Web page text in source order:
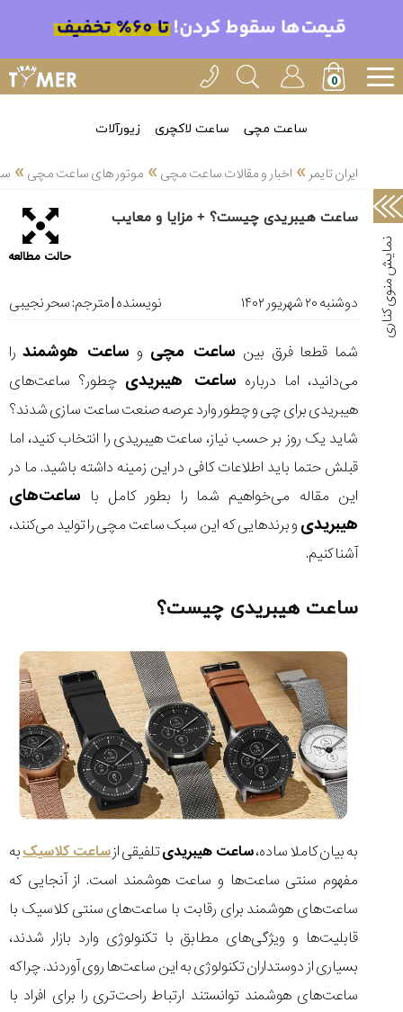
ساعت مچی ساعت لاکچری زیورآلات
ایران تایمر » اخبار و مقالات ساعت مچی» موتور های ساعت مچی»
ساعت هیبریدی چیست؟ + مزایا و معایب
حالت مطالعه
دوشنبه ۲۰ شهریور ۱۴۰۲ نویسنده | مترجم:سحر نجیبی
شما قطعا فرق بین ساعت مچی و ساعت هوشمند را
می‌دانید، اما درباره ساعت هیبریدی چطور؟ ساعت‌های
هیبریدی برای چی و چطور وارد عرصه صنعت ساعت سازی شدند؟
شاید یک روز بر حسب نیاز، ساعت هیبریدی را انتخاب کنید، اما
قبلش حتما باید اطلاعات کافی در این زمینه داشته باشید. ما در
این مقاله می‌خواهیم شما را بطور کامل با ساعت‌های
هیبریدی و برندهایی که این سبک ساعت مچی را تولید می‌کنند،
آشنا کنیم.
ساعت هیبریدی چیست؟
به بیان کاملا ساده،ساعت هیبریدیتلفیقی ازساعت کلاسیکبه
مفهوم سنتی ساعت‌ها و ساعت هوشمند است. از آنجایی که
ساعت‌های هوشمند برای رقابت با ساعت‌های سنتی کلاسیک با
قابلیت‌ها و ویژگی‌های مطابق با تکنولوژی وارد بازار شدند،
بسیاری از دوستداران تکنولوژی به این ساعت‌ها روی آوردند. چرا که
ساعت‌های هوشمند توانستند ارتباط راحت‌تری را برای افراد با
خدمات
ایران
تایمر(11)
سرزمین
ساعت،
سوئیس(136)
آموزش
دانستی
های